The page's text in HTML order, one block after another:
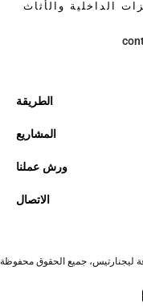
الداخلية والأثاث
الطريقة
المشاريع
ورش عملنا
الاتصال